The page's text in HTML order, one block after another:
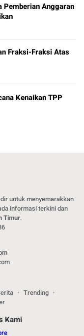
Pemberian Anggaran
Fraksi-Fraksi Atas
Kenaikan TPP
untuk menyemarakkan
informasi terkini dan
Timur.
Trending
Kami